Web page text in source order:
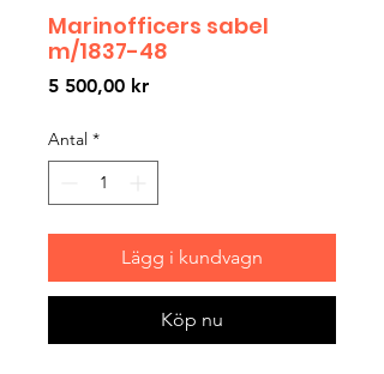
Marinofficers sabel
m/1837-48
5 500,00 krPris
Antal *
Lägg i kundvagn
Köp nu